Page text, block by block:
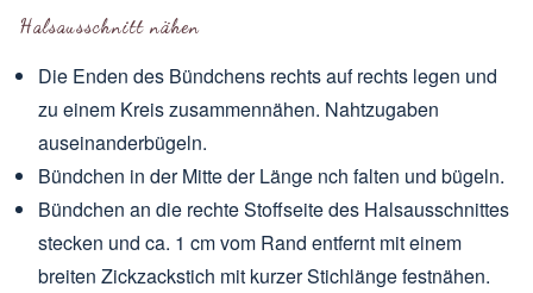
Halsausschnitt nähen
Die Enden des Bündchens rechts auf rechts legen und
zu einem Kreis zusammennähen. Nahtzugaben
auseinanderbügeln.
Bündchen in der Mitte der Länge nch falten und bügeln.
Bündchen an die rechte Stoffseite des Halsausschnittes
stecken und ca. 1 cm vom Rand entfernt mit einem
breiten Zickzackstich mit kurzer Stichlänge festnähen.